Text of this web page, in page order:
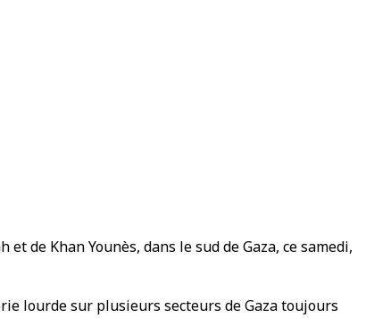
de Khan Younès, dans le sud de Gaza, ce samedi,
lourde sur plusieurs secteurs de Gaza toujours